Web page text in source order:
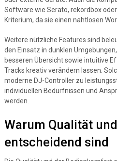
Software wie Serato, rekordbox
Kriterium, da sie einen nahtlosen
Weitere nützliche Features sind
den Einsatz in dunklen
besseren Übersicht sowie intuitive
Tracks kreativ verändern lassen.
moderne DJ-Controller zu
individuellen Bedürfnissen und
werden.
Warum Qualität
entscheidend sind